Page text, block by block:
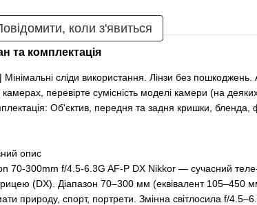
коли з'явиться
та комплектація
Мінімальні сліди використання. Лінзи без
камерах, перевірте сумісність моделі камери (на
Об'єктив, передня та задня кришки, бленда,
опис
70-300mm f/4.5-6.3G AF-P DX Nikkor — сучасний
(DX). Діапазон 70–300 мм (еквівалент 105–450
природу, спорт, портрети. Змінна світлосила f/